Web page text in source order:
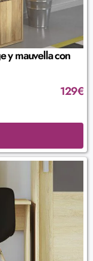
y mauvella con
129€